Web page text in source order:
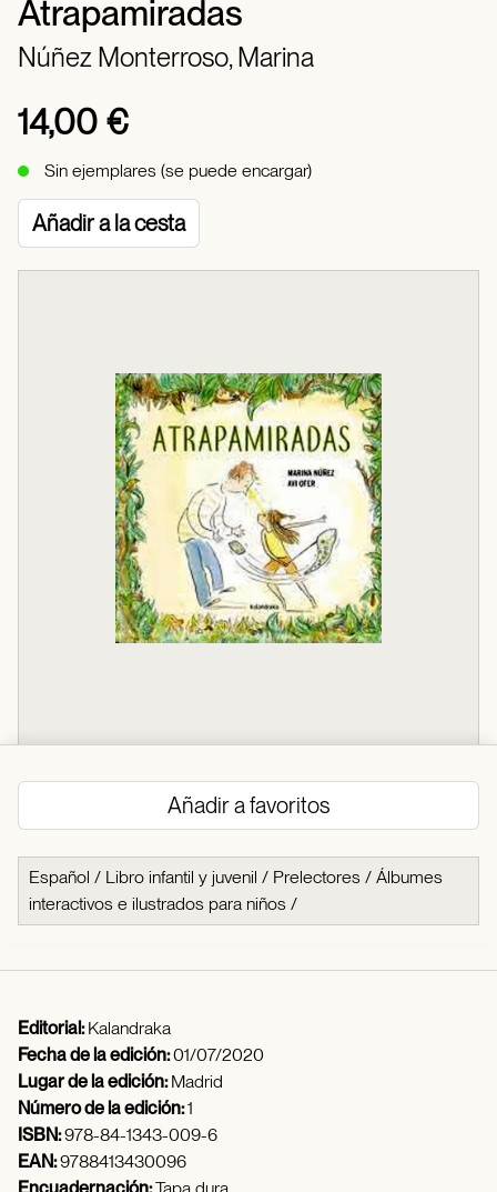
Atrapamiradas
Núñez Monterroso, Marina
14,00 €
Sin ejemplares (se puede encargar)
Añadir a la cesta
Añadir a favoritos
Español / Libro infantil y juvenil / Prelectores / Álbumes
interactivos e ilustrados para niños /
Editorial:Kalandraka
Fecha de la edición:01/07/2020
Lugar de la edición:Madrid
Número de la edición:1
ISBN:978-84-1343-009-6
EAN:9788413430096